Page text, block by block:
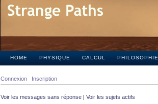
HOME PHYSIQUE CALCUL PHILOSOPHIE
Connexion Inscription
Voir les messages sans réponse | Voir les sujets actifs